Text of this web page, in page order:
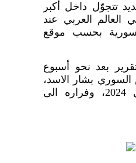
تتجوّل داخل أكبر
العالم العربي عند
السورية بحسب موقع
بعد نحو أسبوع
بشار الاسد،
في 8 كانون الاول 2024، وفراره الى